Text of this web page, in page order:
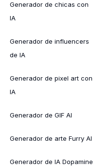
Generador de chicas con
IA
Generador de influencers
de IA
Generador de pixel art con
IA
Generador de GIF AI
Generador de arte Furry AI
Generador de IA Dopamine